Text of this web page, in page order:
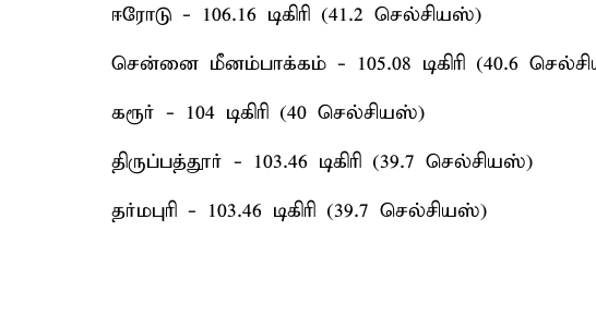
ஈரோடு - 106.16 டிகிரி (41.2 செல்சியஸ்)
சென்னை மீனம்பாக்கம் - 105.08 டிகிரி (40.6
கரூர் - 104 டிகிரி (40 செல்சியஸ்)
திருப்பத்தூர் - 103.46 டிகிரி (39.7 செல்சியஸ்)
தர்மபுரி - 103.46 டிகிரி (39.7 செல்சியஸ்)